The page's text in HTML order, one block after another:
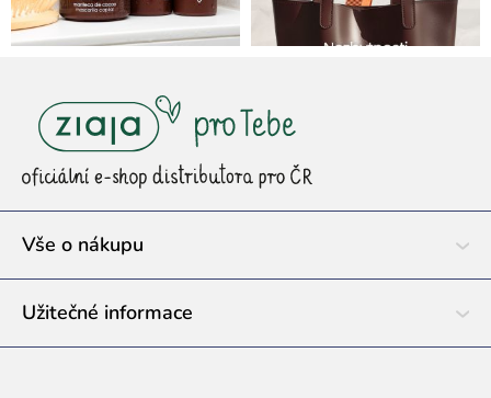
t
Vše o nákupu
Užitečné informace